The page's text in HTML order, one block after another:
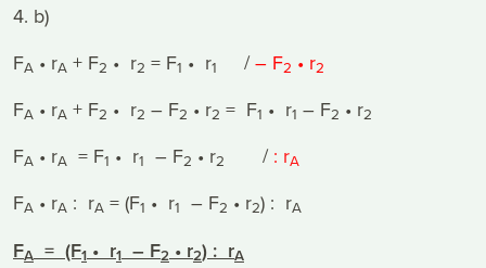
4. b)
FA • rA + F2 • r2 = F1 • r1 /– F2 • r2
FA • rA + F2 • r2 – F2 • r2 = F1 • r1 – F2 • r2
FA • rA = F1 • r1 – F2 • r2 /: rA
FA • rA : rA = (F1 • r1 – F2 • r2) : rA
FA = (F1 • r1 – F2 • r2) : rA